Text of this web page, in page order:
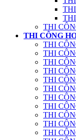
THI
THI CÔNG
THI
THI
THI
THI
THI
THI
THI
THI
THI
THI
THI